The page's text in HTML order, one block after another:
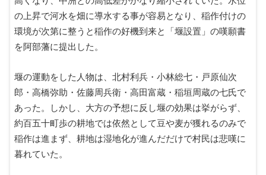
の上昇で河水を畑に導水する事が容易となり、稲作付けの
環境が次第に整うと稲作の好機到来と「堰設置」の嘆願書
を阿部藩に提出した。
堰の運動をした人物は、北村利兵・小林総七・戸原仙次
郎・高橋弥助・佐藤周兵衛・高田富蔵・稲垣周蔵の七氏で
あった。しかし、大方の予想に反し堰の効果は挙がらず、
約百五十町歩の耕地では依然として豆や麦が獲れるのみで
稲作は進まず、耕地は湿地化が進んだだけで村民は悲嘆に
暮れていた。